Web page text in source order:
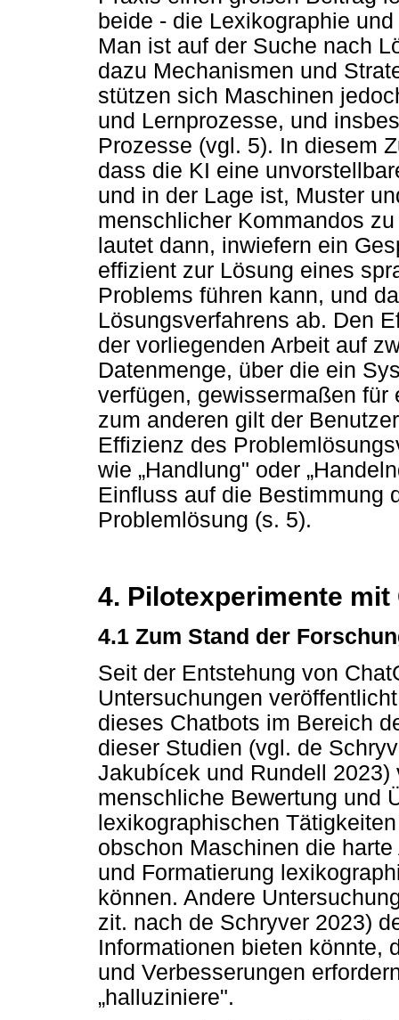
beide - die Lexikographie
Man ist auf der Suche nach
dazu Mechanismen und
stützen sich Maschinen
und Lernprozesse, und
Prozesse (vgl. 5). In diesem
dass die KI eine
und in der Lage ist, Muster
menschlicher Kommandos
lautet dann, inwiefern ein
effizient zur Lösung eines
Problems führen kann, und
Lösungsverfahrens ab. Den
der vorliegenden Arbeit auf
Datenmenge, über die ein
verfügen, gewissermaßen für
zum anderen gilt der
Effizienz des
wie „Handlung" oder „
Einfluss auf die Bestimmung
Problemlösung (s. 5).
4. Pilotexperimente mit
4.1 Zum Stand der
Seit der Entstehung von
Untersuchungen
dieses Chatbots im Bereich
dieser Studien (vgl. de
Jakubícek und Rundell
menschliche Bewertung und
lexikographischen
obschon Maschinen die
und Formatierung
können. Andere
zit. nach de Schryver 2023)
Informationen bieten könnte,
und Verbesserungen
„halluziniere".